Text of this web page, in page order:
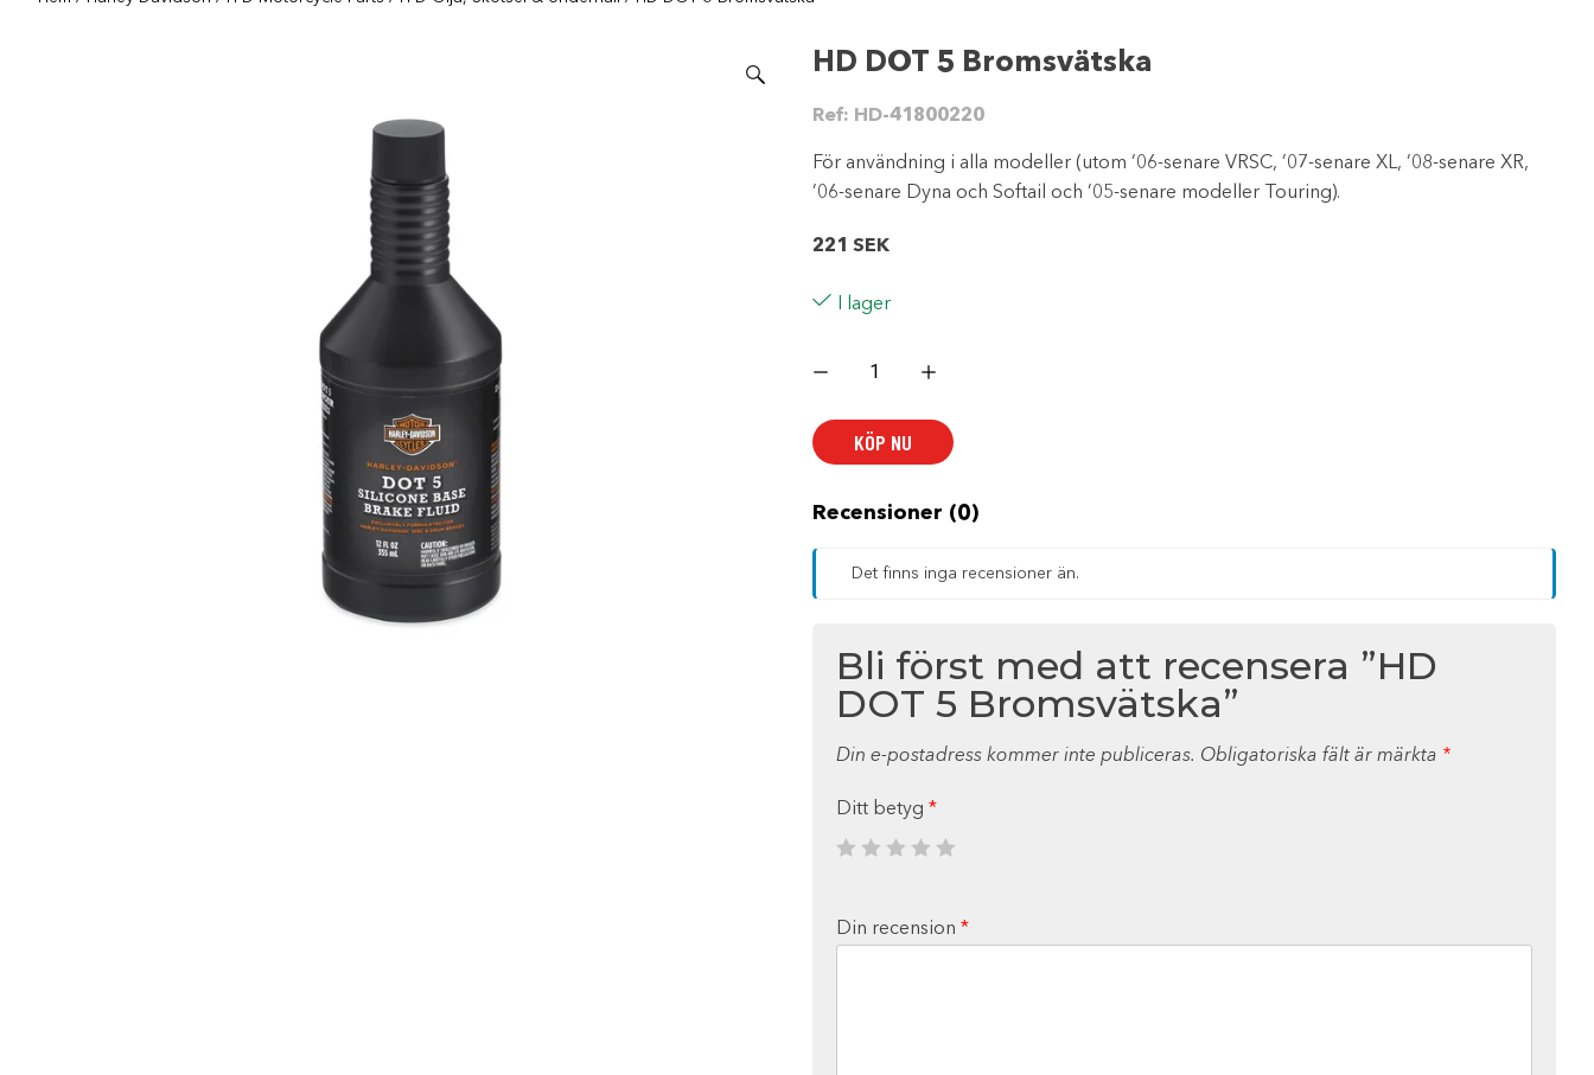
HD DOT 5 Bromsvätska
Ref: HD-41800220
För användning i alla modeller (utom ’06-senare VRSC, ’07-senare XL, ’08-senare XR,
’06-senare Dyna och Softail och ’05-senare modeller Touring).
221 SEK
I lager
DOT
mängd
KÖP NU
Recensioner (0)
Det finns inga recensioner än.
Bli först med att recensera ”HD
DOT 5 Bromsvätska”
Din e-postadress kommer inte publiceras. Obligatoriska fält är märkta *
Ditt betyg *
Din recension *